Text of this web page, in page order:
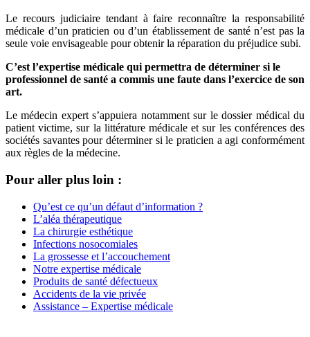
Le recours judiciaire tendant à faire reconnaître la responsabilité
médicale d’un praticien ou d’un établissement de santé n’est pas la
seule voie envisageable pour obtenir la réparation du préjudice subi.
C’est l’expertise médicale qui permettra de déterminer si le
professionnel de santé a commis une faute dans l’exercice de son
art.
Le médecin expert s’appuiera notamment sur le dossier médical du
patient victime, sur la littérature médicale et sur les conférences des
sociétés savantes pour déterminer si le praticien a agi conformément
aux règles de la médecine.
Pour aller plus loin :
Qu’est ce qu’un défaut d’information ?
L’aléa thérapeutique
La chirurgie esthétique
Infections nosocomiales
La grossesse et l’accouchement
Notre expertise médicale
Produits de santé défectueux
Accidents de la vie privée
Assistance – Expertise médicale